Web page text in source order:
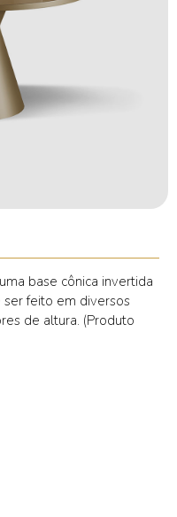
base cônica invertida
feito em diversos
de altura. (Produto